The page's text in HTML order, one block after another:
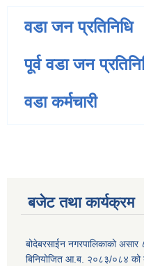
वडा जन प्रतिनिधि
पूर्व वडा जन
वडा कर्मचारी
बजेट तथा कार्यक्रम
बोदेबरसाईन नगरपालिकाको
बिनियोजित आ.ब. २०८३/०८४ को